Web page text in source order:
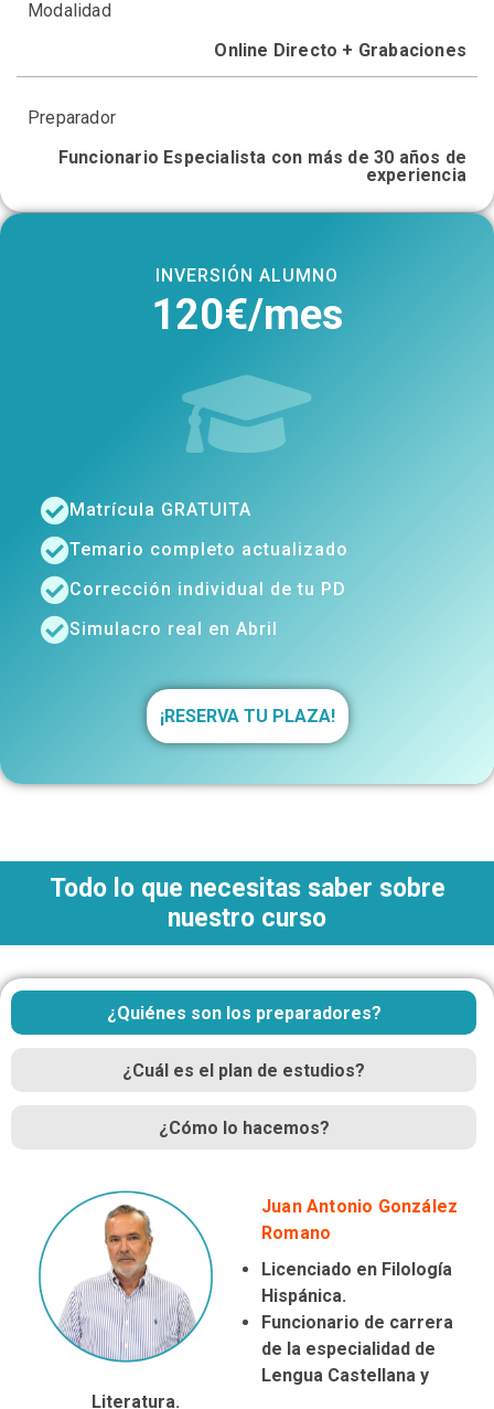
Modalidad
Online Directo + Grabaciones
Preparador
Funcionario Especialista con más de 30 años de
experiencia
INVERSIÓN ALUMNO
120€/mes
Matrícula GRATUITA
Temario completo actualizado
Corrección individual de tu PD
Simulacro real en Abril
¡RESERVA TU PLAZA!
Todo lo que necesitas saber sobre
nuestro curso
¿Quiénes son los preparadores?
¿Cuál es el plan de estudios?
¿Cómo lo hacemos?
Juan Antonio González
Romano
Licenciado en Filología
Hispánica.
Funcionario de carrera
de la especialidad de
Lengua Castellana y
Literatura.